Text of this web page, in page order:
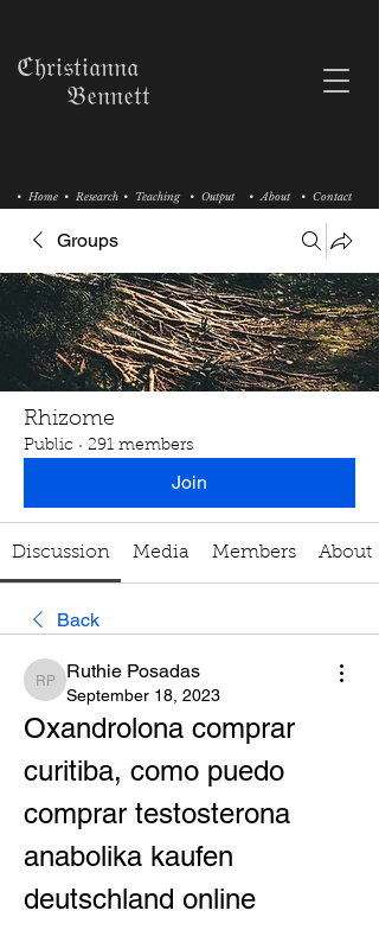
• Research • Teaching
• Home • Output • About • Contact
ℭ𝔥𝔯𝔦𝔰𝔱𝔦𝔞𝔫𝔫𝔞
𝔅𝔢𝔫𝔫𝔢𝔱𝔱
Groups
Rhizome
Public · 291 members
Join
Discussion Media Members About
Back
Ruthie Posadas
Ruthie Posadas
September 18, 2023
Oxandrolona comprar
curitiba, como puedo
comprar testosterona
anabolika kaufen
deutschland online